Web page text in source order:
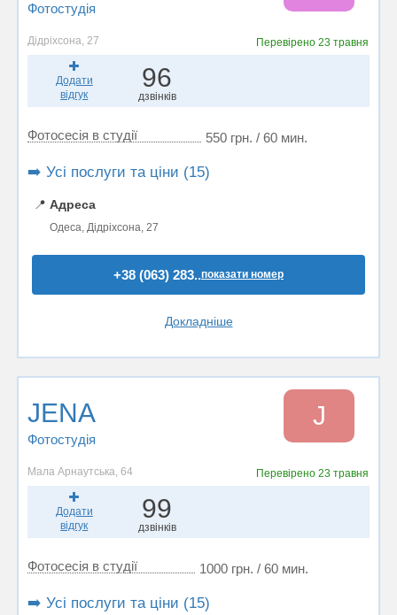
Фотостудiя
Дідріхсона, 27 Перевірено23 травня
Додати
відгук
96
дзвінків
Фотосесія в студії 550 грн. / 60 мин.
➡️ Усі послуги та ціни (15)
📍 Адреса
Одеса, Дідріхсона, 27
+38 (063) 283..показати номер
Докладніше
JENA
Фотостудiя
J
Мала Арнаутська, 64 Перевірено23 травня
Додати
відгук
99
дзвінків
Фотосесія в студії 1000 грн. / 60 мин.
➡️ Усі послуги та ціни (15)